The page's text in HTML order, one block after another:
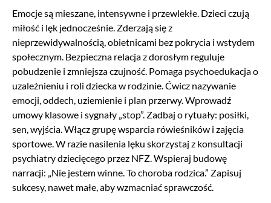
Emocje są mieszane, intensywne i przewlekłe. Dzieci czują
miłość i lęk jednocześnie. Zderzają się z
nieprzewidywalnością, obietnicami bez pokrycia i wstydem
społecznym. Bezpieczna relacja z dorosłym reguluje
pobudzenie i zmniejsza czujność. Pomaga psychoedukacja o
uzależnieniu i roli dziecka w rodzinie. Ćwicz nazywanie
emocji, oddech, uziemienie i plan przerwy. Wprowadź
umowy klasowe i sygnały „stop”. Zadbaj o rytuały: posiłki,
sen, wyjścia. Włącz grupę wsparcia rówieśników i zajęcia
sportowe. W razie nasilenia lęku skorzystaj z konsultacji
psychiatry dziecięcego przez NFZ. Wspieraj budowę
narracji: „Nie jestem winne. To choroba rodzica.” Zapisuj
sukcesy, nawet małe, aby wzmacniać sprawczość.